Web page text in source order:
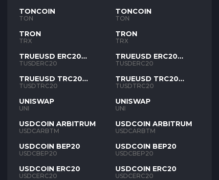
TONCOIN
TON
TRON
TRX
TRUEUSD ERC20
TUSD
TUSDERC20
TRUEUSD TRC20
TUSD
TUSDTRC20
UNISWAP
UNI
USDCOIN ARBITRUM
USDCARBTM
USDCOIN BEP20
USDCBEP20
USDCOIN ERC20
USDCERC20
TONCOIN
TON
TRON
TRX
TRUEUSD ERC20
TUSD
TUSDERC20
TRUEUSD TRC20
TUSD
TUSDTRC20
UNISWAP
UNI
USDCOIN ARBITRUM
USDCARBTM
USDCOIN BEP20
USDCBEP20
USDCOIN ERC20
USDCERC20